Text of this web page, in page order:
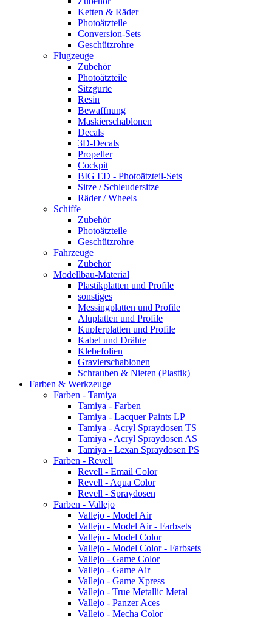
Ketten & Räder
Photoätzteile
Conversion-Sets
Geschützrohre
Flugzeuge
Zubehör
Photoätzteile
Sitzgurte
Resin
Bewaffnung
Maskierschablonen
Decals
3D-Decals
Propeller
Cockpit
BIG ED - Photoätzteil-Sets
Sitze / Schleudersitze
Räder / Wheels
Schiffe
Zubehör
Photoätzteile
Geschützrohre
Fahrzeuge
Zubehör
Modellbau-Material
Plastikplatten und Profile
sonstiges
Messingplatten und Profile
Aluplatten und Profile
Kupferplatten und Profile
Kabel und Drähte
Klebefolien
Gravierschablonen
Schrauben & Nieten (Plastik)
Farben & Werkzeuge
Farben - Tamiya
Tamiya - Farben
Tamiya - Lacquer Paints LP
Tamiya - Acryl Spraydosen TS
Tamiya - Acryl Spraydosen AS
Tamiya - Lexan Spraydosen PS
Farben - Revell
Revell - Email Color
Revell - Aqua Color
Revell - Spraydosen
Farben - Vallejo
Vallejo - Model Air
Vallejo - Model Air - Farbsets
Vallejo - Model Color
Vallejo - Model Color - Farbsets
Vallejo - Game Color
Vallejo - Game Air
Vallejo - Game Xpress
Vallejo - True Metallic Metal
Vallejo - Panzer Aces
Vallejo - Mecha Color